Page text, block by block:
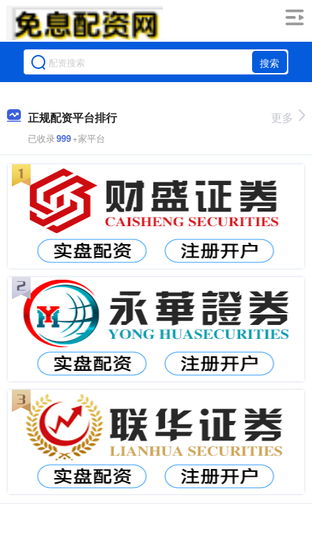
搜索
正规配资平台排行
已收录999+家平台
更多